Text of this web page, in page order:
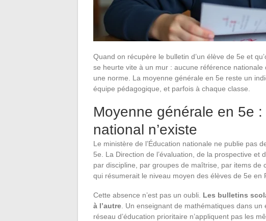
Quand on récupère le bulletin d’un élève de 5e et
se heurte vite à un mur : aucune référence
une norme. La moyenne générale en 5e reste un
équipe pédagogique, et parfois à chaque classe.
Moyenne générale en 5e
national n’existe
Le ministère de l’Éducation nationale ne publie pas
5e. La Direction de l’évaluation, de la prospective
par discipline, par groupes de maîtrise, par items de
qui résumerait le niveau moyen des élèves de 5e en
Cette absence n’est pas un oubli. Les bulletins
à l’autre . Un enseignant de mathématiques dans
réseau d’éducation prioritaire n’appliquent pas les